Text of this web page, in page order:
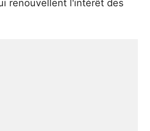
renouvellent l'intérêt des